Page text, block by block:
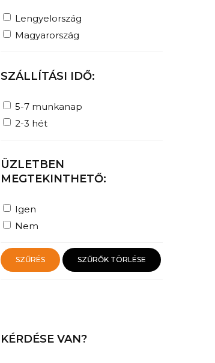
Lengyelország
Magyarország
SZÁLLÍTÁSI IDŐ:
5-7 munkanap
2-3 hét
ÜZLETBEN
MEGTEKINTHETŐ:
Igen
Nem
SZŰRÉS SZŰRŐK TÖRLÉSE
KÉRDÉSE VAN?